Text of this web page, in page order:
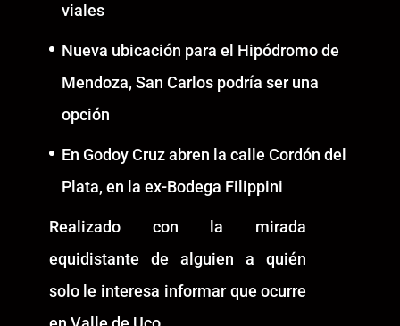
viales
Nueva ubicación para el Hipódromo de
Mendoza, San Carlos podría ser una
opción
En Godoy Cruz abren la calle Cordón del
Plata, en la ex-Bodega Filippini
Realizado con la mirada
equidistante de alguien a quién
solo le interesa informar que ocurre